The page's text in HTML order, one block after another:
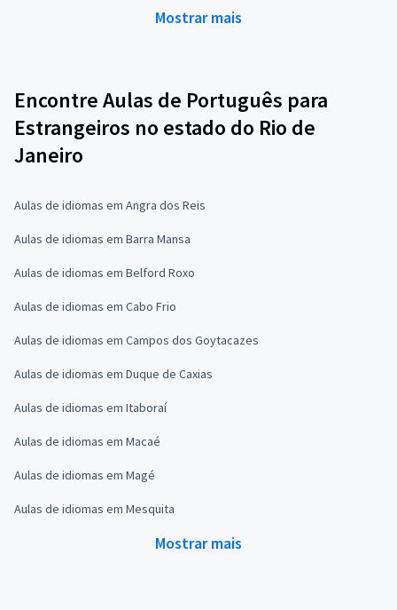
Mostrar mais
Encontre Aulas de Português para
Estrangeiros no estado do Rio de
Janeiro
Aulas de idiomas em Angra dos Reis
Aulas de idiomas em Barra Mansa
Aulas de idiomas em Belford Roxo
Aulas de idiomas em Cabo Frio
Aulas de idiomas em Campos dos Goytacazes
Aulas de idiomas em Duque de Caxias
Aulas de idiomas em Itaboraí
Aulas de idiomas em Macaé
Aulas de idiomas em Magé
Aulas de idiomas em Mesquita
Mostrar mais